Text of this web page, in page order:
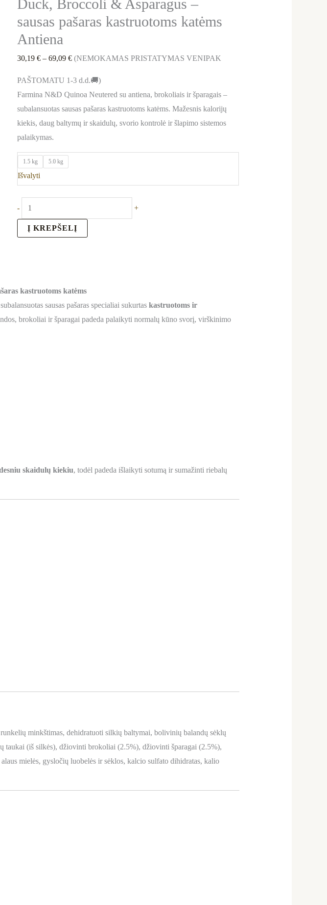
Duck, Broccoli & Asparagus –
sausas pašaras kastruotoms katėms
Antiena
30,19€ – 69,09€ (NEMOKAMAS PRISTATYMAS VENIPAK
PAŠTOMATU 1-3 d.d.🚚)
Farmina N&D Quinoa Neutered su antiena, brokoliais ir šparagais –
subalansuotas sausas pašaras kastruotoms katėms. Mažesnis kalorijų
kiekis, daug baltymų ir skaidulų, svorio kontrolė ir šlapimo sistemos
palaikymas.
1.5 kg 5.0 kg
Išvalyti
- +
Į KREPŠELĮ
kastruotoms katėms
sausas pašaras specialiai sukurtas kastruotoms ir
brokoliai ir šparagai padeda palaikyti normalų kūno svorį, virškinimo
skaidulų kiekiu, todėl padeda išlaikyti sotumą ir sumažinti riebalų
minkštimas, dehidratuoti silkių baltymai, bolivinių balandų sėklų
(iš silkės), džiovinti brokoliai (2.5%), džiovinti šparagai (2.5%),
mielės, gysločių luobelės ir sėklos, kalcio sulfato dihidratas, kalio